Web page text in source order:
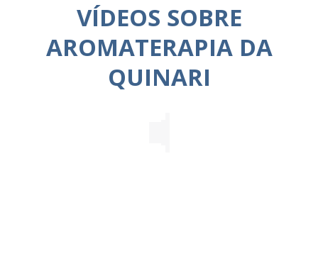
VÍDEOS SOBRE
AROMATERAPIA DA
QUINARI